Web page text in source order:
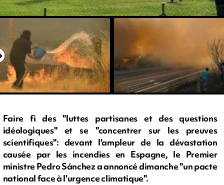
Faire fi des "luttes partisanes et des questions
idéologiques" et se "concentrer sur les preuves
scientifiques": devant l'ampleur de la dévastation
causée par les incendies en Espagne, le Premier
ministre Pedro Sánchez a annoncé dimanche "un pacte
national face à l'urgence climatique".